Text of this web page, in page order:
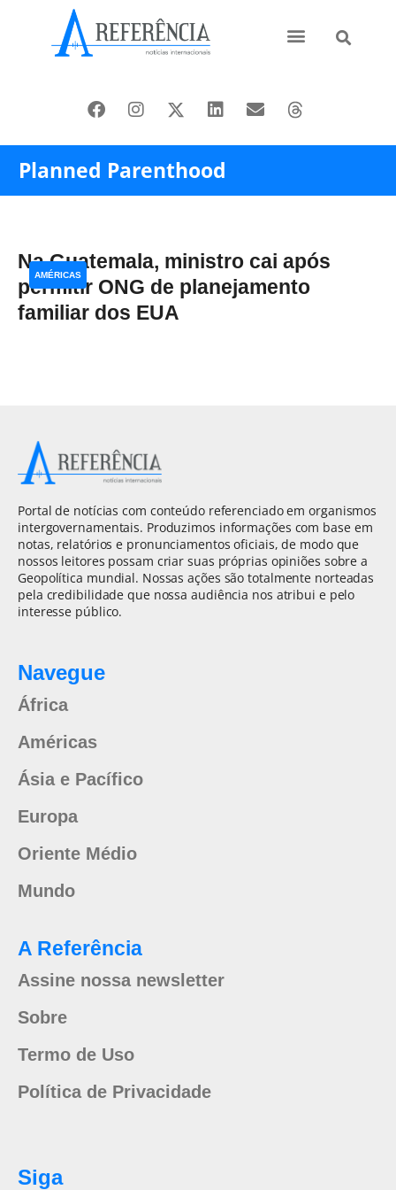
Planned Parenthood
Na Guatemala, ministro cai após
permitir ONG de planejamento
familiar dos EUA
AMÉRICAS
Portal de notícias com conteúdo referenciado em organismos
intergovernamentais. Produzimos informações com base em
notas, relatórios e pronunciamentos oficiais, de modo que
nossos leitores possam criar suas próprias opiniões sobre a
Geopolítica mundial. Nossas ações são totalmente norteadas
pela credibilidade que nossa audiência nos atribui e pelo
interesse público.
Navegue
África
Américas
Ásia e Pacífico
Europa
Oriente Médio
Mundo
A Referência
Assine nossa newsletter
Sobre
Termo de Uso
Política de Privacidade
Siga